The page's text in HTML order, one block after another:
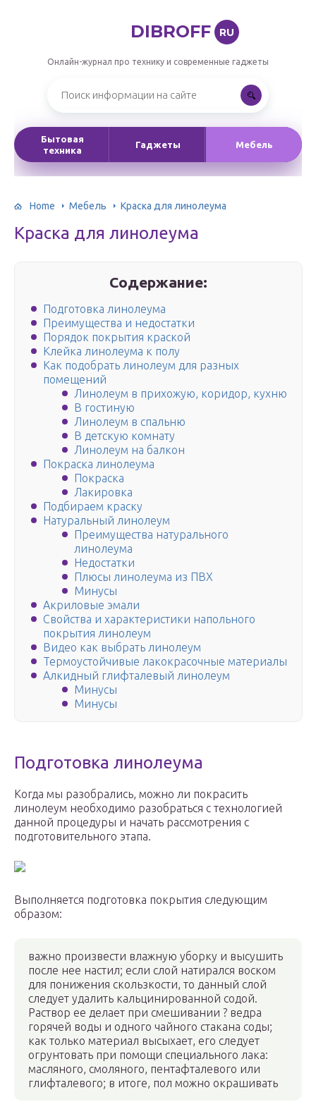
DIBROFF RU
Онлайн-журнал про технику и современные гаджеты
Бытовая
техника
Гаджеты Мебель
Home Мебель Краска для линолеума
Краска для линолеума
Содержание:
Подготовка линолеума
Преимущества и недостатки
Порядок покрытия краской
Клейка линолеума к полу
Как подобрать линолеум для разных
помещений
Линолеум в прихожую, коридор, кухню
В гостиную
Линолеум в спальню
В детскую комнату
Линолеум на балкон
Покраска линолеума
Покраска
Лакировка
Подбираем краску
Натуральный линолеум
Преимущества натурального
линолеума
Недостатки
Плюсы линолеума из ПВХ
Минусы
Акриловые эмали
Свойства и характеристики напольного
покрытия линолеум
Видео как выбрать линолеум
Термоустойчивые лакокрасочные материалы
Алкидный глифталевый линолеум
Минусы
Минусы
Подготовка линолеума
Когда мы разобрались, можно ли покрасить
линолеум необходимо разобраться с технологией
данной процедуры и начать рассмотрения с
подготовительного этапа.
Выполняется подготовка покрытия следующим
образом:
важно произвести влажную уборку и высушить
после нее настил; если слой натирался воском
для понижения скользкости, то данный слой
следует удалить кальцинированной содой.
Раствор ее делает при смешивании ? ведра
горячей воды и одного чайного стакана соды;
как только материал высыхает, его следует
огрунтовать при помощи специального лака:
масляного, смоляного, пентафталевого или
глифталевого; в итоге, пол можно окрашивать